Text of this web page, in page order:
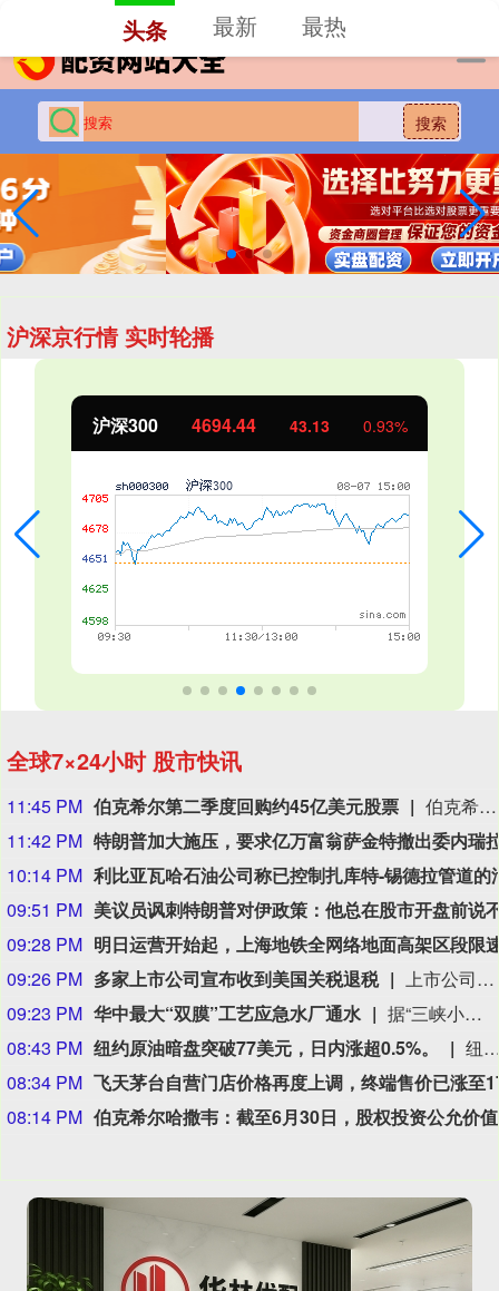
搜索
沪深京行情 实时轮播
北证50 1134.24 11.37 1.01%
全球7×24小时 股市快讯
11:45 PM 伯克希尔第二季度回购约45亿美元股票
伯克希尔第二季度斥资约45亿美元回购自身股票，并在期内买入近200亿美元股票，显示首席执行官阿贝尔正将公司庞大的现金储备更多投入市场。 伯克希尔第一季度开始回购股票，为一年多来的首次。阿贝尔今年早些时候表示，公司重新启动回购，是因为管理层认为股票的“内在价值”高于其市场价格。 CFRA Research分析师Cathy Seifert表示：“投资者会受到回购举措的鼓舞。这也是Greg接掌公司并彰显其主导地位的一种方式。” 此次股票回购为股东带来了自2021年以来规模最大的季度资本回报。伯克希尔第二季度现金储备降至3655亿美元，低于前一季度的约3970亿美元。
11:42 PM
10:14 PM
09:51 PM
09:28 PM
09:26 PM 多家上市公司宣布收到美国关税退税
上市公司公告显示，自7月以来，多家公司宣布已经收到美国关税退税。根据美国最高法院今年2月裁定，《国际紧急经济权力法》不授权总统征收大规模关税。美国国际贸易法院随后下令海关办理相关退款。海关与边境保护局4月20日启动第一阶段退款工作，首批退款于5月11日前后发放。美国海关与边境保护局官员本月4日披露的信息显示，截至7月底，该部门已处理完毕约1000亿美元关税的退款流程并把相关信息提供给财政部用于付款。（中新社）
09:23 PM 华中最大“双膜”工艺应急水厂通水
据“三峡小微”公众号消息，8月8日，由三峡集团所属长江环保集团、武汉市水务集团等共同投资建设的华中地区规模最大的“双膜”工艺应急水厂——武汉梁子湖应急水厂并网通水，标志着武汉市江南区域正式构建起“一江一湖”双水源互为备援、灵活调度的供水新格局，为片区660万市民用水安全提供坚实保障。
08:43 PM 纽约原油暗盘突破77美元，日内涨超0.5%。
纽约原油暗盘突破77美元
08:34 PM
08:14 PM
头条 最新 最热